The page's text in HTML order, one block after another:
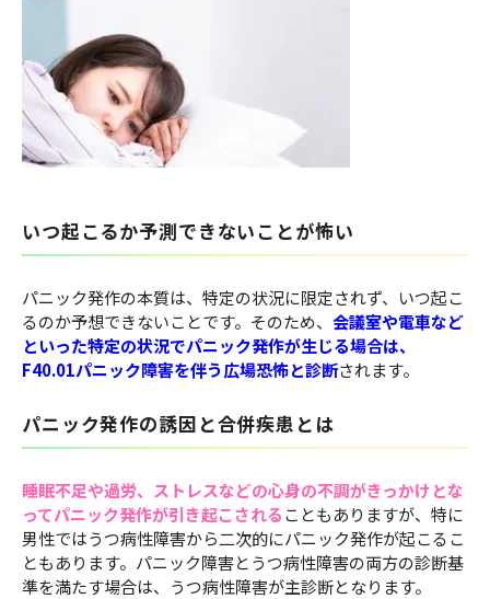
いつ起こるか予測できないことが怖い
パニック発作の本質は、特定の状況に限定されず、いつ起こ
るのか予想できないことです。そのため、 会議室や電車など
といった特定の状況でパニック発作が生じる場合は、
F40.01パニック障害を伴う広場恐怖と診断されます。
パニック発作の誘因と合併疾患とは
睡眠不足や過労、ストレスなどの心身の不調がきっかけとな
ってパニック発作が引き起こされることもありますが、特に
男性ではうつ病性障害から二次的にパニック発作が起こるこ
ともあります。パニック障害とうつ病性障害の両方の診断基
準を満たす場合は、うつ病性障害が主診断となります。